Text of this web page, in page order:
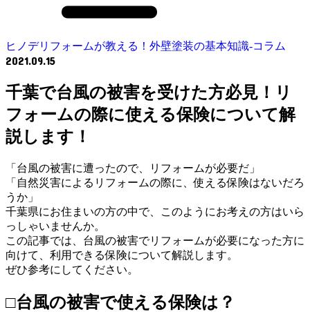
ヒノデリフォームが教える！外壁塗装の基本知識‐コラム
2021.09.15
千葉で台風の被害を受けた方必見！リ
フォームの際に使える保険について解
説します！
「台風の被害に遭ったので、リフォームが必要だ」
「自然災害によるリフォームの際に、使える保険はないだろ
うか」
千葉県にお住まいの方の中で、このようにお考えの方はいら
っしゃいませんか。
この記事では、台風の被害でリフォームが必要になった方に
向けて、利用できる保険について解説します。
ぜひ参考にしてください。
□台風の被害で使える保険は？